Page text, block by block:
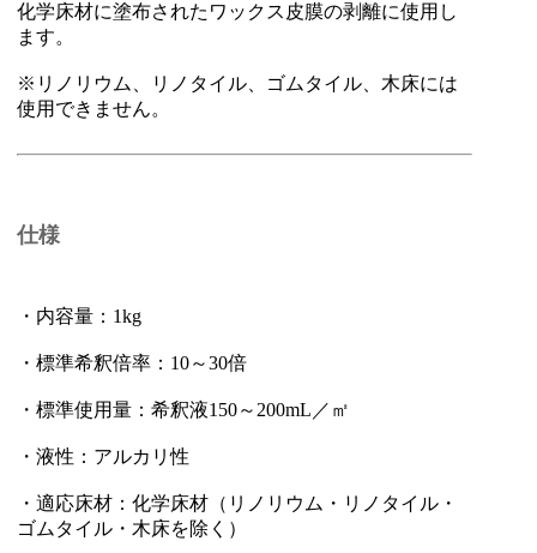
化学床材に塗布されたワックス皮膜の剥離に使用し
ます。
※リノリウム、リノタイル、ゴムタイル、木床には
使用できません。
仕様
・内容量：1kg
・標準希釈倍率：10～30倍
・標準使用量：希釈液150～200mL／㎡
・液性：アルカリ性
・適応床材：化学床材（リノリウム・リノタイル・
ゴムタイル・木床を除く）